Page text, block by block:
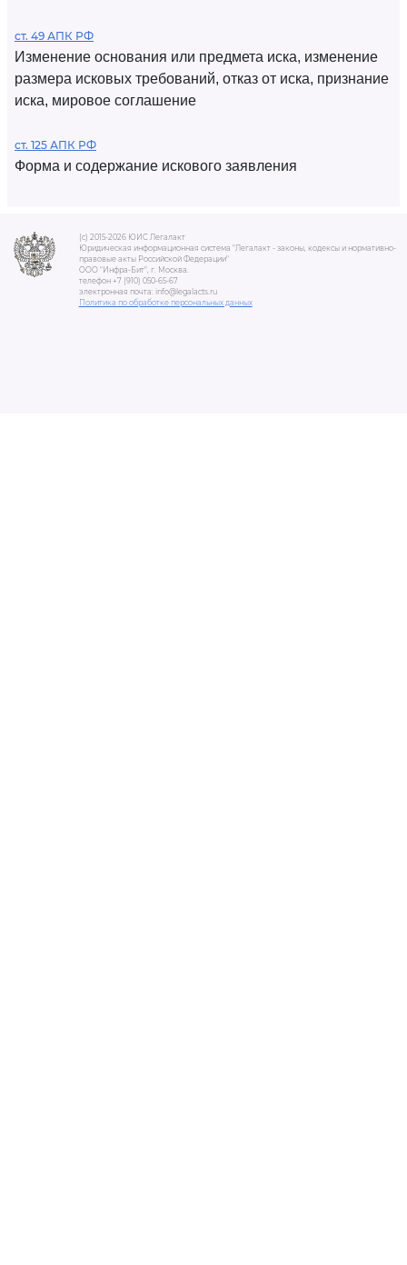
ст. 49 АПК РФ
Изменение основания или предмета иска, изменение
размера исковых требований, отказ от иска, признание
иска, мировое соглашение
ст. 125 АПК РФ
Форма и содержание искового заявления
(c) 2015-2026 ЮИС Легалакт
Юридическая информационная система "Легалакт - законы, кодексы и нормативно-
правовые акты Российской Федерации"
ООО "Инфра-Бит", г. Москва.
телефон +7 (910) 050-65-67
электронная почта: info@legalacts.ru
Политика по обработке персональных данных